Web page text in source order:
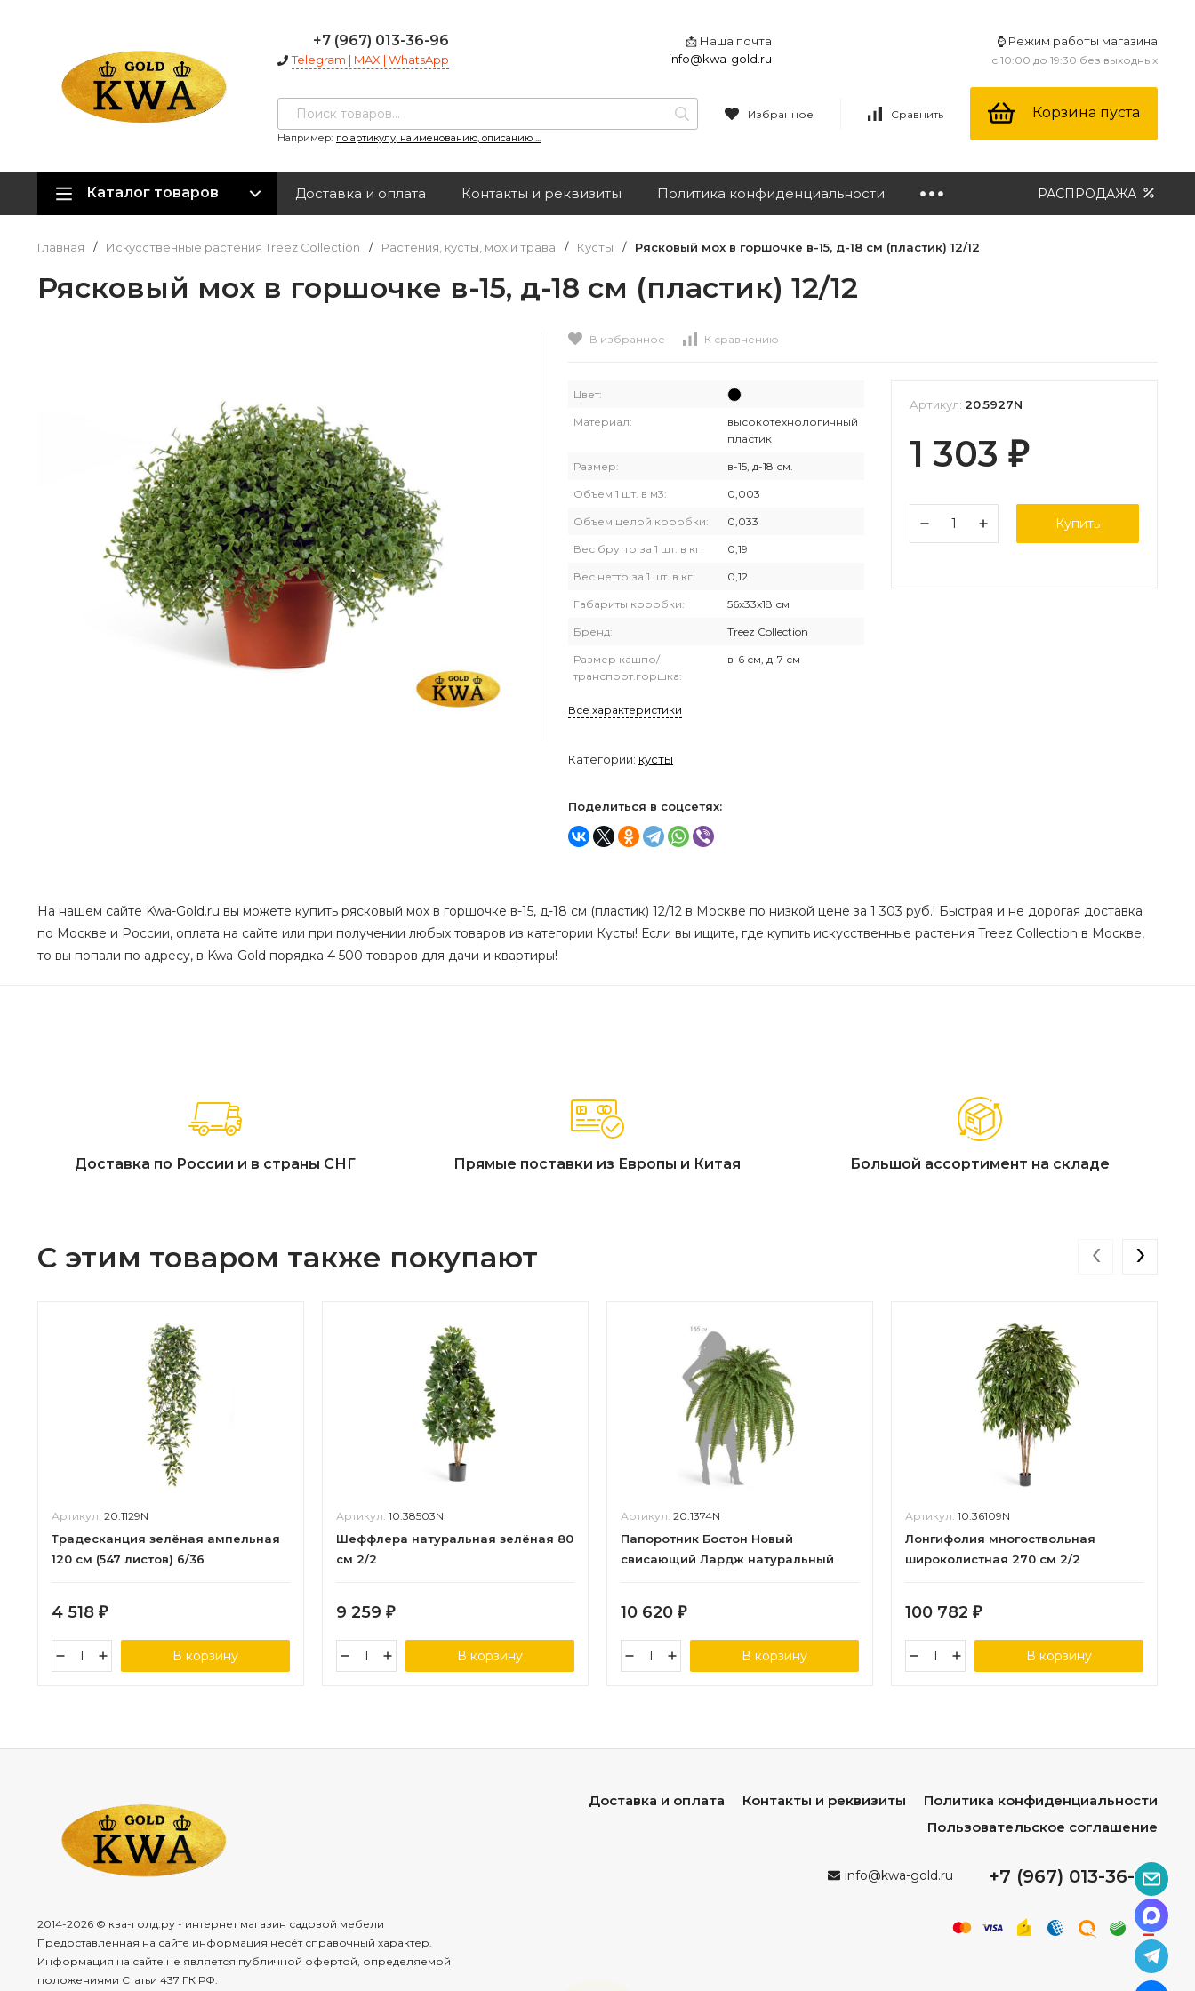
+7 (967) 013-36-96
Telegram | MAX | WhatsApp
📩 Наша почта
info@kwa-gold.ru
⌚ Режим работы магазина
с 10:00 до 19:30 без выходных
Например: по артикулу, наименованию, описанию ...
Избранное Сравнить Корзина пуста
Каталог товаров Доставка и оплата Контакты и реквизиты Политика конфиденциальности РАСПРОДАЖА
Главная / Искусственные растения Treez Collection / Растения, кусты, мох и трава / Кусты / Рясковый мох в горшочке в-15, д-18 см (пластик) 12/12
Рясковый мох в горшочке в-15, д-18 см (пластик) 12/12
В избранное К сравнению
Цвет:
Материал:
высокотехнологичный
пластик
Размер: в-15, д-18 см.
Объем 1 шт. в м3: 0,003
Объем целой коробки: 0,033
Вес брутто за 1 шт. в кг: 0,19
Вес нетто за 1 шт. в кг: 0,12
Габариты коробки: 56х33х18 см
Бренд: Treez Collection
Размер кашпо/
транспорт.горшка:
в-6 см, д-7 см
Все характеристики
Категории: кусты
Поделиться в соцсетях:
Артикул: 20.5927N
1 303 ₽
Купить
На нашем сайте Kwa-Gold.ru вы можете купить рясковый мох в горшочке в-15, д-18 см (пластик) 12/12 в Москве по низкой цене за 1 303 руб.! Быстрая и не дорогая доставка
по Москве и России, оплата на сайте или при получении любых товаров из категории Кусты! Если вы ищите, где купить искусственные растения Treez Collection в Москве,
то вы попали по адресу, в Kwa-Gold порядка 4 500 товаров для дачи и квартиры!
Доставка по России и в страны СНГ Прямые поставки из Европы и Китая Большой ассортимент на складе
С этим товаром также покупают
Артикул: 20.1129N
Традесканция зелёная ампельная
120 см (547 листов) 6/36
4 518 ₽
В корзину
Артикул: 10.38503N
Шеффлера натуральная зелёная 80
см 2/2
9 259 ₽
В корзину
Артикул: 20.1374N
Папоротник Бостон Новый
свисающий Лардж натуральный
10 620 ₽
В корзину
Артикул: 10.36109N
Лонгифолия многоствольная
широколистная 270 см 2/2
100 782 ₽
В корзину
‹ ›
2014-2026 © ква-голд.ру - интернет магазин садовой мебели
Предоставленная на сайте информация несёт справочный характер.
Информация на сайте не является публичной офертой, определяемой
положениями Статьи 437 ГК РФ.
Доставка и оплата Контакты и реквизиты
Политика конфиденциальности
Пользовательское соглашение
info@kwa-gold.ru +7 (967) 013-36-96